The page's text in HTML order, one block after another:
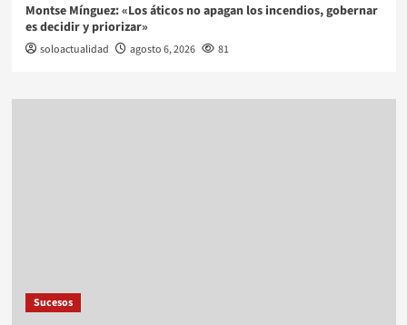
Montse Mínguez: «Los áticos no apagan los incendios, gobernar
es decidir y priorizar»
soloactualidad agosto 6, 2026 81
Sucesos